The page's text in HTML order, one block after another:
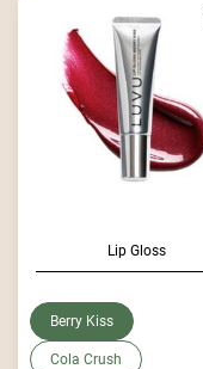
Lip Gloss
Berry Kiss
Cola Crush